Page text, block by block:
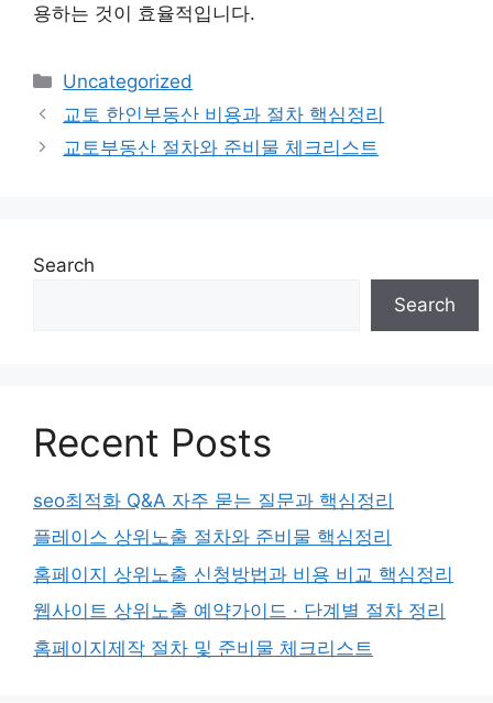
용하는 것이 효율적입니다.
Categories
Uncategorized
교토 한인부동산 비용과 절차 핵심정리
교토부동산 절차와 준비물 체크리스트
Search
Search
Recent Posts
seo최적화 Q&A 자주 묻는 질문과 핵심정리
플레이스 상위노출 절차와 준비물 핵심정리
홈페이지 상위노출 신청방법과 비용 비교 핵심정리
웹사이트 상위노출 예약가이드 · 단계별 절차 정리
홈페이지제작 절차 및 준비물 체크리스트